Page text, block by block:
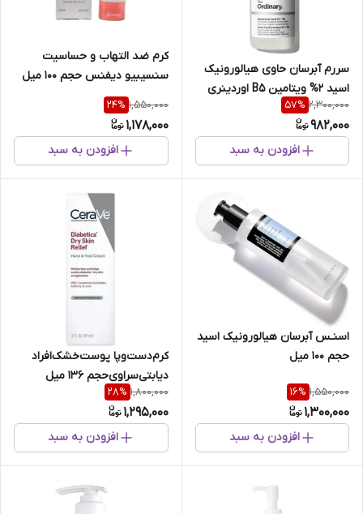
سررم آبرسان حاوی هیالورونیک
اسید 2% ویتامین B5 اوردینری
وستا داروحجم3۰ میل
2,300,000
57%
982,000
افزودن به سبد
کرم‌ ضد‌ التهاب‌ و‌ حساسیت‌
سنسیبیو‌ دیفنس‌ حجم‌ ۱۰۰‌ میل
1,550,000
24%
1,178,000
افزودن به سبد
اسنـس آبرسان هیالورونیک اسید
حجم 100 میل
1,550,000
16%
1,300,000
افزودن به سبد
کرم‌دست‌و‌پا پوست‌خشک‌افراد
دیابتی‌سراوی‌حجم 136 میل
1,800,000
28%
1,295,000
افزودن به سبد